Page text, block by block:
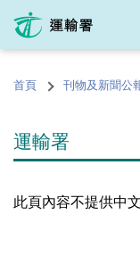
內
的首頁 刊物及新聞公
運輸署
此頁內容不提供中文